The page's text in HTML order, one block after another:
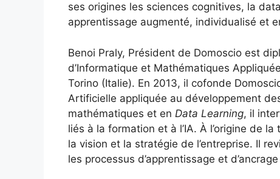
ses origines les sciences cognitives, la
apprentissage augmenté, individualisé et
Benoi Praly, Président de Domoscio est
d’Informatique et Mathématiques
Torino (Italie). En 2013, il cofonde
Artificielle appliquée au développement
mathématiques et en Data Learning, il
liés à la formation et à l’IA. À l’origine de
la vision et la stratégie de l’entreprise. Il
les processus d’apprentissage et